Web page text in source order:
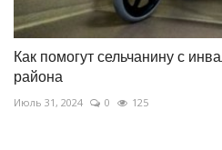
Как помогут сельчанину с
района
Июль 31, 2024 0 125